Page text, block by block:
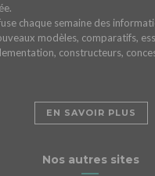
chaque semaine des
modèles, comparatifs,
constructeurs,
EN SAVOIR PLUS
Nos autres sites